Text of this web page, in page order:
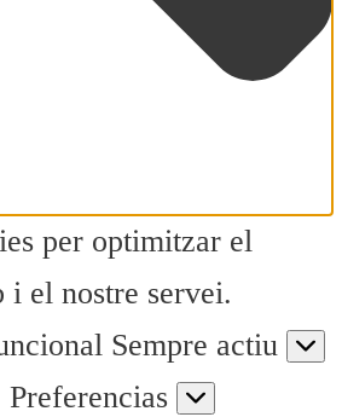
per optimitzar el
i el nostre servei.
Sempre actiu
Preferencias